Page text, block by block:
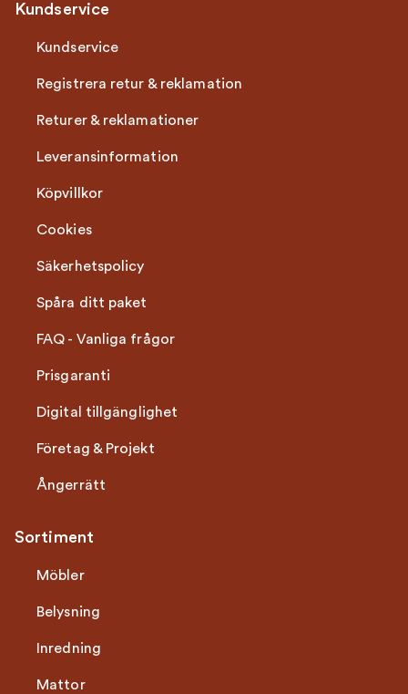
Kundservice
Kundservice
Registrera retur & reklamation
Returer & reklamationer
Leveransinformation
Köpvillkor
Cookies
Säkerhetspolicy
Spåra ditt paket
FAQ - Vanliga frågor
Prisgaranti
Digital tillgänglighet
Företag & Projekt
Ångerrätt
Sortiment
Möbler
Belysning
Inredning
Mattor